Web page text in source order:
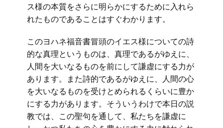
ス様の本質をさらに明らかにするために入れら
れたものであることはすぐわかります。
このヨハネ福音書冒頭のイエス様についての詩
的な真理というものは、真理であるがゆえに、
人間を大いなるものを前にして謙虚にする力が
あります。また詩的であるがゆえに、人間の心
を大いなるものを受けとめられるくらいに豊か
にする力があります。そういうわけで本日の説
教では、この聖句を通して、私たちを謙虚に